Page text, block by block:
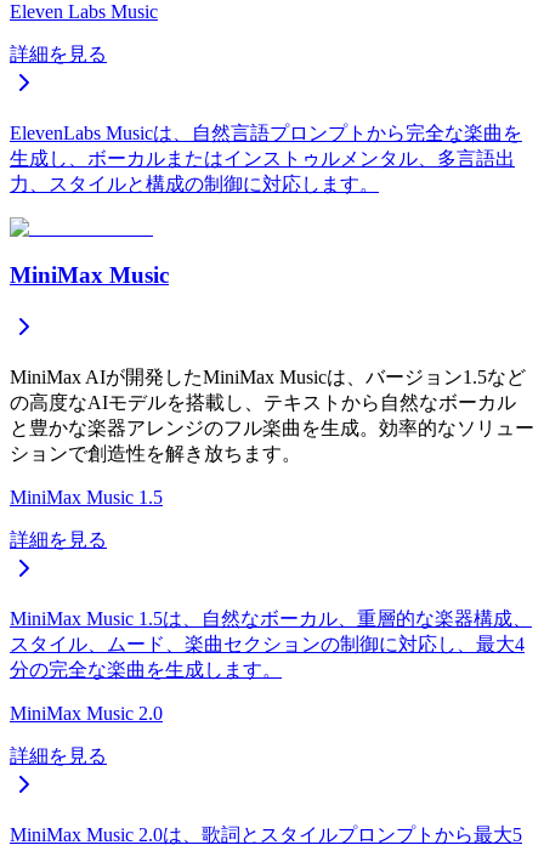
Eleven Labs Music
詳細を見る
ElevenLabs Musicは、自然言語プロンプトから完全な楽曲を
生成し、ボーカルまたはインストゥルメンタル、多言語出
力、スタイルと構成の制御に対応します。
MiniMax Music
MiniMax AIが開発したMiniMax Musicは、バージョン1.5など
の高度なAIモデルを搭載し、テキストから自然なボーカル
と豊かな楽器アレンジのフル楽曲を生成。効率的なソリュー
ションで創造性を解き放ちます。
MiniMax Music 1.5
詳細を見る
MiniMax Music 1.5は、自然なボーカル、重層的な楽器構成、
スタイル、ムード、楽曲セクションの制御に対応し、最大4
分の完全な楽曲を生成します。
MiniMax Music 2.0
詳細を見る
MiniMax Music 2.0は、歌詞とスタイルプロンプトから最大5